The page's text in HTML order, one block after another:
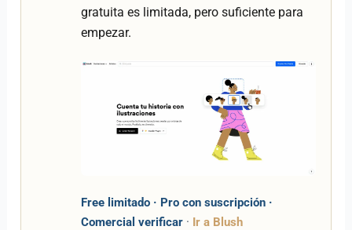
gratuita es limitada, pero suficiente para
empezar.
Free limitado · Pro con suscripción ·
Comercial verificar· Ir a Blush